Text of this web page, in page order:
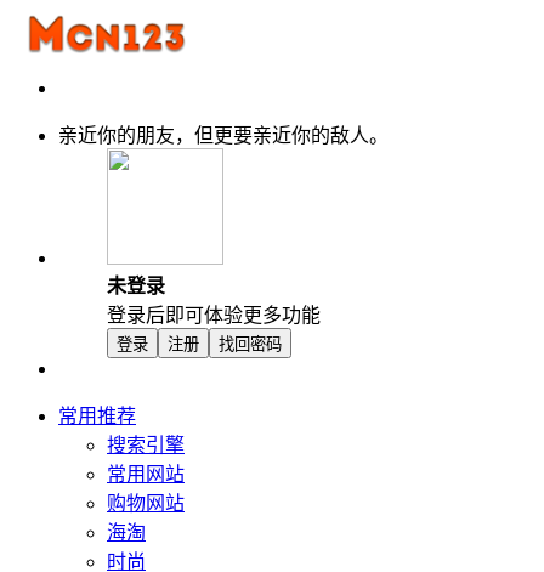
亲近你的朋友，但更要亲近你的敌人。
未登录
登录后即可体验更多功能
登录 注册 找回密码
常用推荐
搜索引擎
常用网站
购物网站
海淘
时尚